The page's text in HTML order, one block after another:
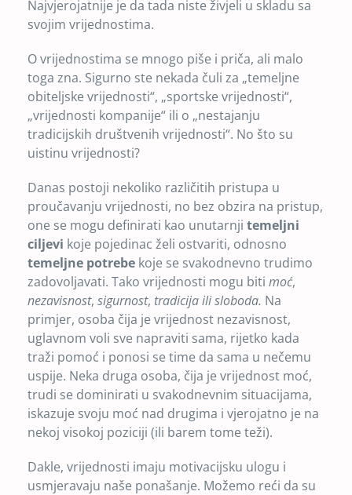
Najvjerojatnije je da tada niste živjeli u skladu sa
svojim vrijednostima.
O vrijednostima se mnogo piše i priča, ali malo
toga zna. Sigurno ste nekada čuli za „temeljne
obiteljske vrijednosti“, „sportske vrijednosti“,
„vrijednosti kompanije“ ili o „nestajanju
tradicijskih društvenih vrijednosti“. No što su
uistinu vrijednosti?
Danas postoji nekoliko različitih pristupa u
proučavanju vrijednosti, no bez obzira na pristup,
one se mogu definirati kao unutarnji temeljni
ciljevi koje pojedinac želi ostvariti, odnosno
temeljne potrebe koje se svakodnevno trudimo
zadovoljavati. Tako vrijednosti mogu biti moć,
nezavisnost, sigurnost, tradicija ili sloboda. Na
primjer, osoba čija je vrijednost nezavisnost,
uglavnom voli sve napraviti sama, rijetko kada
traži pomoć i ponosi se time da sama u nečemu
uspije. Neka druga osoba, čija je vrijednost moć,
trudi se dominirati u svakodnevnim situacijama,
iskazuje svoju moć nad drugima i vjerojatno je na
nekoj visokoj poziciji (ili barem tome teži).
Dakle, vrijednosti imaju motivacijsku ulogu i
usmjeravaju naše ponašanje. Možemo reći da su